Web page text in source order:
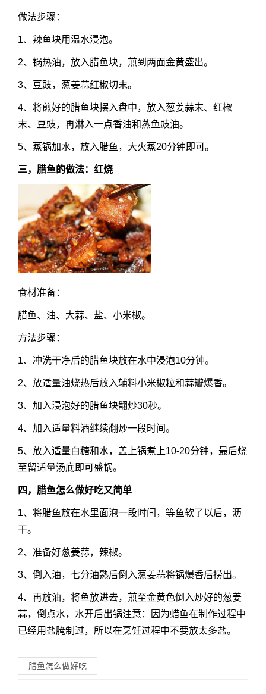
做法步骤：
1、辣鱼块用温水浸泡。
2、锅热油，放入腊鱼块，煎到两面金黄盛出。
3、豆豉，葱姜蒜红椒切末。
4、将煎好的腊鱼块摆入盘中，放入葱姜蒜末、红椒
末、豆豉，再淋入一点香油和蒸鱼豉油。
5、蒸锅加水，放入腊鱼，大火蒸20分钟即可。
三，腊鱼的做法：红烧
食材准备：
腊鱼、油、大蒜、盐、小米椒。
方法步骤：
1、冲洗干净后的腊鱼块放在水中浸泡10分钟。
2、放适量油烧热后放入辅料小米椒粒和蒜瓣爆香。
3、加入浸泡好的腊鱼块翻炒30秒。
4、加入适量料酒继续翻炒一段时间。
5、放入适量白糖和水，盖上锅煮上10-20分钟，最后烧
至留适量汤底即可盛锅。
四， 腊鱼怎么做好吃又简单
1、将腊鱼放在水里面泡一段时间，等鱼软了以后，沥
干。
2、准备好葱姜蒜，辣椒。
3、倒入油，七分油熟后倒入葱姜蒜将锅爆香后捞出。
4、再放油，将鱼放进去，煎至金黄色倒入炒好的葱姜
蒜，倒点水，水开后出锅注意：因为蜡鱼在制作过程中
已经用盐腌制过，所以在烹饪过程中不要放太多盐。
腊鱼怎么做好吃